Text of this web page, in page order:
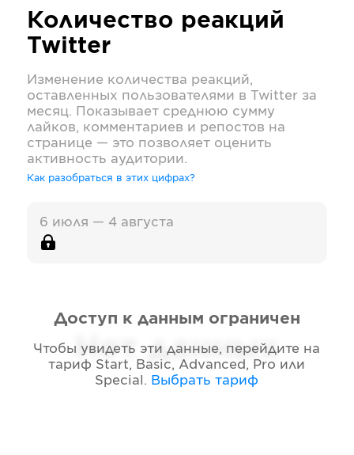
Количество реакций
Twitter
Изменение количества реакций,
оставленных пользователями в Twitter за
месяц. Показывает среднюю сумму
лайков, комментариев и репостов на
странице — это позволяет оценить
активность аудитории.
Как разобраться в этих цифрах?
6 июля — 4 августа
Нет данных
Доступ к данным ограничен
Чтобы увидеть эти данные, перейдите на
тариф Start, Basic, Advanced, Pro или
Special . Выбрать тариф